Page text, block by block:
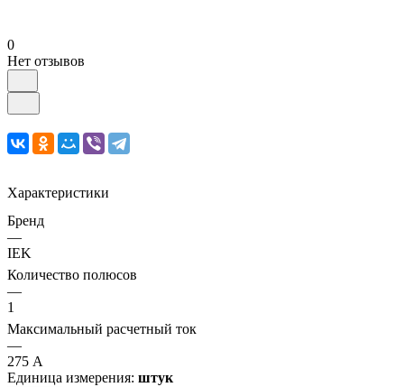
0
Нет отзывов
Характеристики
Бренд
—
IEK
Количество полюсов
—
1
Максимальный расчетный ток
—
275 А
Единица измерения: штук